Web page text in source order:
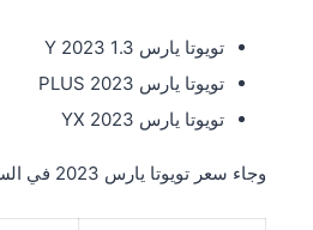
تويوتا يارس 1.3 Y 2023
تويوتا يارس PLUS 2023
تويوتا يارس YX 2023
وجاء سعر تويوتا يارس 2023 في السعودية على النحو الأتي: